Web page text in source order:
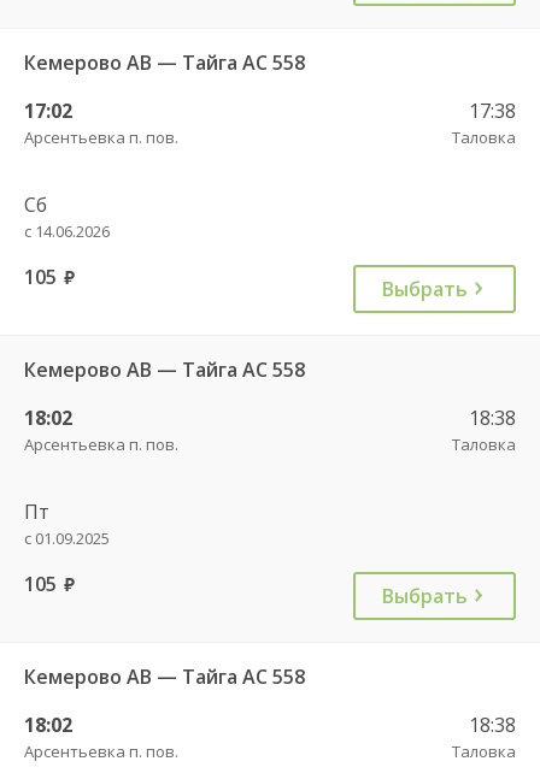
Кемерово АВ — Тайга АС 558
17:02
Арсентьевка п. пов.
17:38
Таловка
Сб
с 14.06.2026
105 руб. Выбрать
Кемерово АВ — Тайга АС 558
18:02
Арсентьевка п. пов.
18:38
Таловка
Пт
с 01.09.2025
105 руб. Выбрать
Кемерово АВ — Тайга АС 558
18:02
Арсентьевка п. пов.
18:38
Таловка